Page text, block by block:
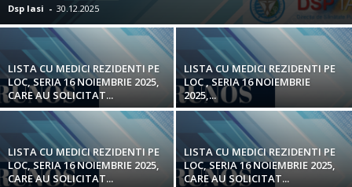
Dsp Iasi - 30.12.2025
LISTA CU MEDICI REZIDENTI PE
LOC, SERIA 16 NOIEMBRIE 2025,
CARE AU SOLICITAT...
LISTA CU MEDICI REZIDENTI PE
LOC , SERIA 16 NOIEMBRIE
2025,...
LISTA CU MEDICI REZIDENTI PE
LOC, SERIA 16 NOIEMBRIE 2025,
CARE AU SOLICITAT...
LISTA CU MEDICI REZIDENTI PE
LOC, SERIA 16 NOIEMBRIE 2025,
CARE AU SOLICITAT...